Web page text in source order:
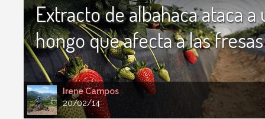
Irene Campos
20/02/14
Extracto de albahaca ataca a
hongo que afecta a las fresas